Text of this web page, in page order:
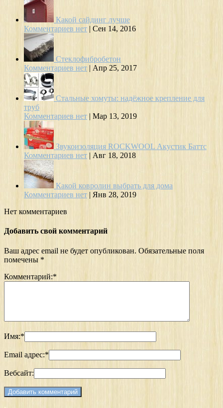
Какой сайдинг лучше
Комментариев нет | Сен 14, 2016
Стеклофибробетон
Комментариев нет | Апр 25, 2017
Стальные хомуты: надёжное крепление для
труб
Комментариев нет | Мар 13, 2019
Звукоизоляция ROCKWOOL Акустик Баттс
Комментариев нет | Авг 18, 2018
Какой ковролин выбрать для дома
Комментариев нет | Янв 28, 2019
Нет комментариев
Добавить свой комментарий
Ваш адрес email не будет опубликован. Обязательные поля
помечены *
Комментарий:*
Имя:*
Email адрес:*
Вебсайт: